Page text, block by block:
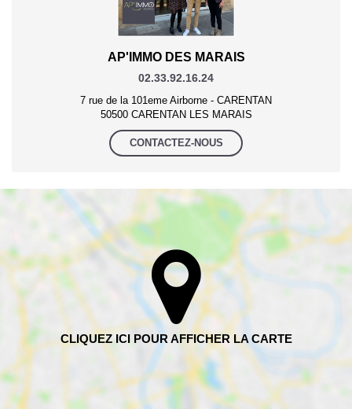
AP'IMMO DES MARAIS
02.33.92.16.24
7 rue de la 101eme Airborne - CARENTAN
50500 CARENTAN LES MARAIS
CONTACTEZ-NOUS